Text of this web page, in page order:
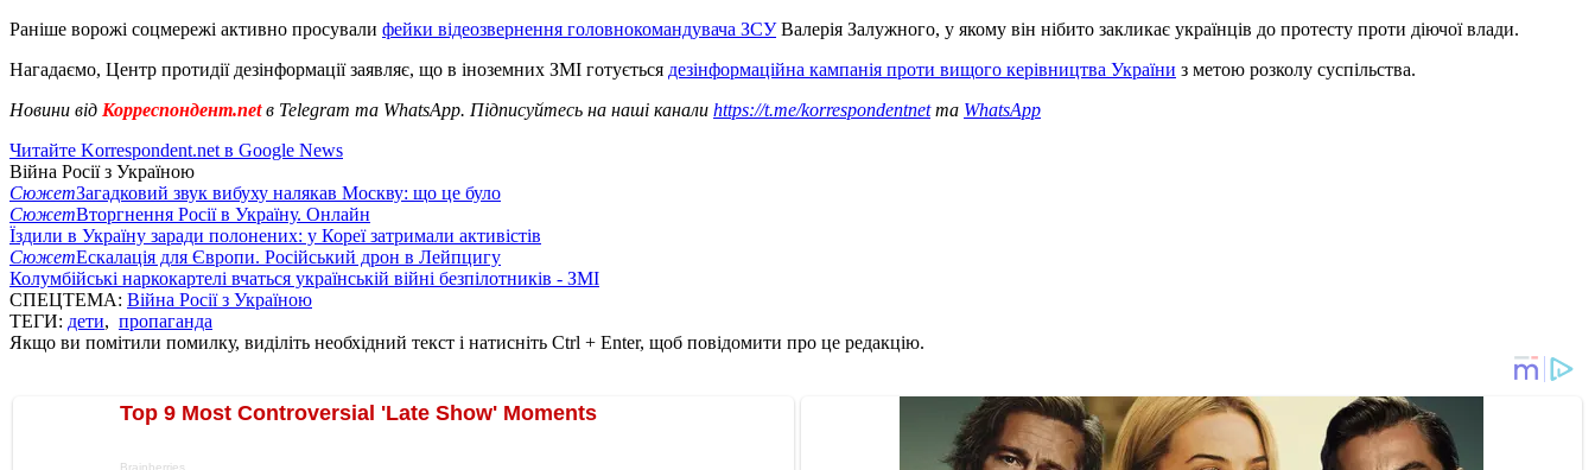
Раніше ворожі соцмережі активно просували фейки відеозвернення головнокомандувача ЗСУВалерія Залужного, у якому він нібито закликає українців до протесту проти діючої влади.
Нагадаємо, Центр протидії дезінформації заявляє, що в іноземних ЗМІ готується дезінформаційна кампанія проти вищого керівництва України з метою розколу суспільства.
Новини від Корреспондент.netв Telegram та WhatsApp. Підписуйтесь на наші канали https://t.me/korrespondentnetта WhatsApp
Читайте Korrespondent.net в Google News
Війна Росії з Україною
СюжетЗагадковий звук вибуху налякав Москву: що це було
СюжетВторгнення Росії в Україну. Онлайн
Їздили в Україну заради полонених: у Кореї затримали активістів
СюжетЕскалація для Європи. Російський дрон в Лейпцигу
Колумбійські наркокартелі вчаться українській війні безпілотників - ЗМІ
СПЕЦТЕМА: Війна Росії з Україною
ТЕГИ: дети, пропаганда
Якщо ви помітили помилку, виділіть необхідний текст і натисніть Ctrl + Enter, щоб повідомити про це редакцію.